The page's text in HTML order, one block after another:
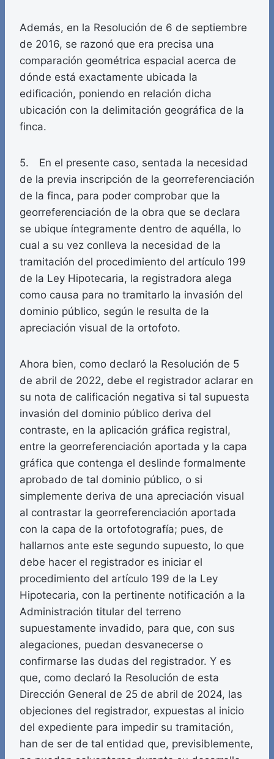
Además, en la Resolución de 6 de septiembre
de 2016, se razonó que era precisa una
comparación geométrica espacial acerca de
dónde está exactamente ubicada la
edificación, poniendo en relación dicha
ubicación con la delimitación geográfica de la
finca.
5. En el presente caso, sentada la necesidad
de la previa inscripción de la georreferenciación
de la finca, para poder comprobar que la
georreferenciación de la obra que se declara
se ubique íntegramente dentro de aquélla, lo
cual a su vez conlleva la necesidad de la
tramitación del procedimiento del artículo 199
de la Ley Hipotecaria, la registradora alega
como causa para no tramitarlo la invasión del
dominio público, según le resulta de la
apreciación visual de la ortofoto.
Ahora bien, como declaró la Resolución de 5
de abril de 2022, debe el registrador aclarar en
su nota de calificación negativa si tal supuesta
invasión del dominio público deriva del
contraste, en la aplicación gráfica registral,
entre la georreferenciación aportada y la capa
gráfica que contenga el deslinde formalmente
aprobado de tal dominio público, o si
simplemente deriva de una apreciación visual
al contrastar la georreferenciación aportada
con la capa de la ortofotografía; pues, de
hallarnos ante este segundo supuesto, lo que
debe hacer el registrador es iniciar el
procedimiento del artículo 199 de la Ley
Hipotecaria, con la pertinente notificación a la
Administración titular del terreno
supuestamente invadido, para que, con sus
alegaciones, puedan desvanecerse o
confirmarse las dudas del registrador. Y es
que, como declaró la Resolución de esta
Dirección General de 25 de abril de 2024, las
objeciones del registrador, expuestas al inicio
del expediente para impedir su tramitación,
han de ser de tal entidad que, previsiblemente,